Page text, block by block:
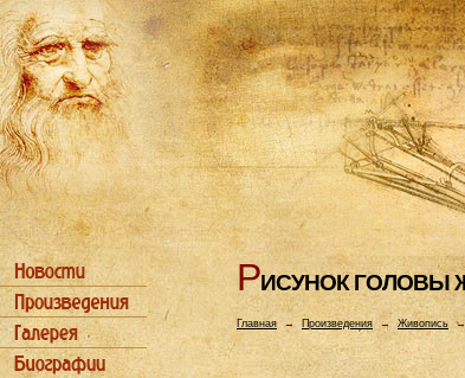
РИСУHОК ГОЛОВЫ
Главная→ Произведения → Живопись